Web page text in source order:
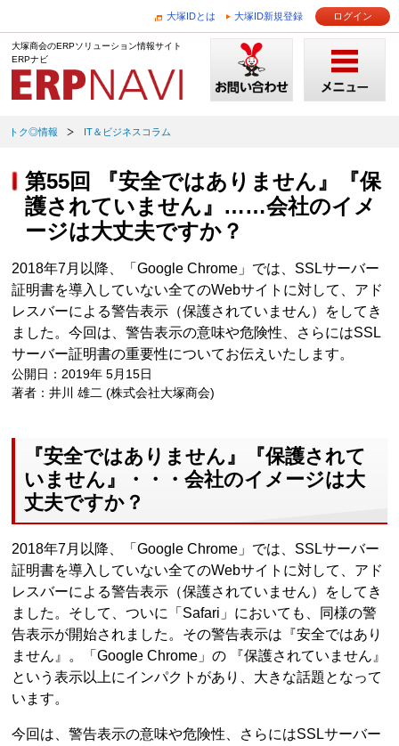
大塚IDとは 大塚ID新規登録 ログイン
大塚商会のERPソリューション情報サイト
ERPナビ
トク◎情報 IT＆ビジネスコラム
第55回 『安全ではありません』『保
護されていません』……会社のイメ
ージは大丈夫ですか？
2018年7月以降、「Google Chrome」では、SSLサーバー
証明書を導入していない全てのWebサイトに対して、アド
レスバーによる警告表示（保護されていません）をしてき
ました。今回は、警告表示の意味や危険性、さらにはSSL
サーバー証明書の重要性についてお伝えいたします。
公開日：2019年 5月15日
著者：井川 雄二 (株式会社大塚商会)
『安全ではありません』『保護されて
いません』・・・会社のイメージは大
丈夫ですか？
2018年7月以降、「Google Chrome」では、SSLサーバー
証明書を導入していない全てのWebサイトに対して、アド
レスバーによる警告表示（保護されていません）をしてき
ました。そして、ついに「Safari」においても、同様の警
告表示が開始されました。その警告表示は『安全ではあり
ません』。「Google Chrome」の 『保護されていません』
という表示以上にインパクトがあり、大きな話題となって
います。
今回は、警告表示の意味や危険性、さらにはSSLサーバー